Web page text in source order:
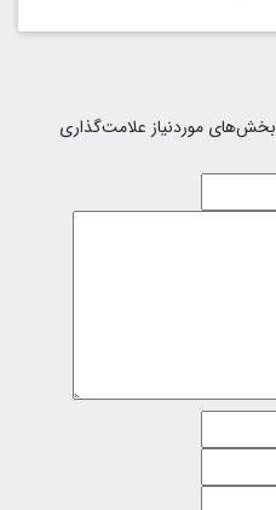
بخش‌های موردنیاز علامت‌گذاری